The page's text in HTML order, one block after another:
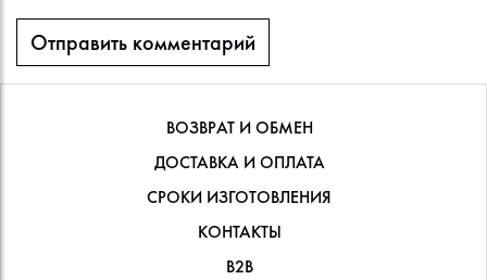
ВОЗВРАТ И ОБМЕН
ДОСТАВКА И ОПЛАТА
СРОКИ ИЗГОТОВЛЕНИЯ
КОНТАКТЫ
В2В